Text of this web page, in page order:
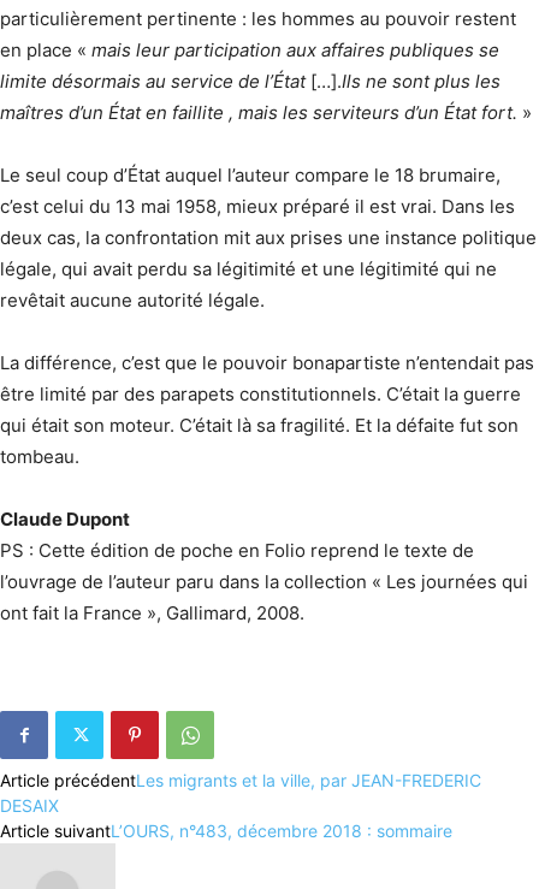
particulièrement pertinente : les hommes au pouvoir restent
en place « mais leur participation aux affaires publiques se
limite désormais au service de l’État […].Ils ne sont plus les
maîtres d’un État en faillite , mais les serviteurs d’un État fort. »
Le seul coup d’État auquel l’auteur compare le 18 brumaire,
c’est celui du 13 mai 1958, mieux préparé il est vrai. Dans les
deux cas, la confrontation mit aux prises une instance politique
légale, qui avait perdu sa légitimité et une légitimité qui ne
revêtait aucune autorité légale.
La différence, c’est que le pouvoir bonapartiste n’entendait pas
être limité par des parapets constitutionnels. C’était la guerre
qui était son moteur. C’était là sa fragilité. Et la défaite fut son
tombeau.
Claude Dupont
PS : Cette édition de poche en Folio reprend le texte de
l’ouvrage de l’auteur paru dans la collection « Les journées qui
ont fait la France », Gallimard, 2008.
Article précédentLes migrants et la ville, par JEAN-FREDERIC
DESAIX
Article suivantL’OURS, n°483, décembre 2018 : sommaire